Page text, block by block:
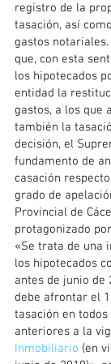
registro de la
tasación, así
gastos
que, con esta
los hipotecados
entidad la
gastos, a los que
también la
decisión, el
fundamento de
casación
grado de
Provincial de
protagonizado
«Se trata de una
los hipotecados
antes de junio de
debe afrontar el
tasación en
anteriores a la
Inmobiliario (en